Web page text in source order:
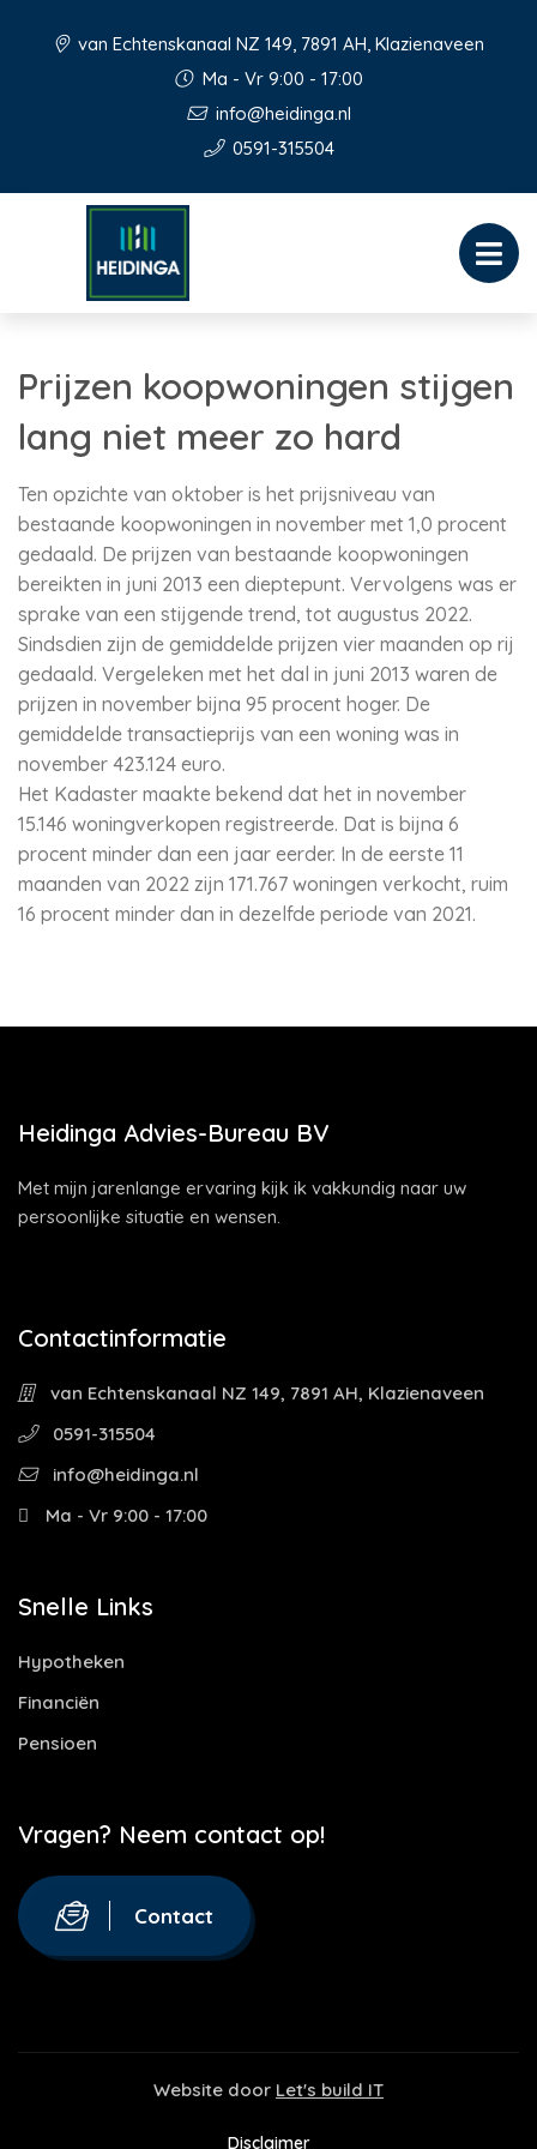
van Echtenskanaal NZ 149, 7891 AH, Klazienaveen
Ma - Vr 9:00 - 17:00
info@heidinga.nl
0591-315504
Prijzen koopwoningen stijgen
lang niet meer zo hard
Ten opzichte van oktober is het prijsniveau van
bestaande koopwoningen in november met 1,0 procent
gedaald. De prijzen van bestaande koopwoningen
bereikten in juni 2013 een dieptepunt. Vervolgens was er
sprake van een stijgende trend, tot augustus 2022.
Sindsdien zijn de gemiddelde prijzen vier maanden op rij
gedaald. Vergeleken met het dal in juni 2013 waren de
prijzen in november bijna 95 procent hoger. De
gemiddelde transactieprijs van een woning was in
november 423.124 euro.
Het Kadaster maakte bekend dat het in november
15.146 woningverkopen registreerde. Dat is bijna 6
procent minder dan een jaar eerder. In de eerste 11
maanden van 2022 zijn 171.767 woningen verkocht, ruim
16 procent minder dan in dezelfde periode van 2021.
Heidinga Advies-Bureau BV
Met mijn jarenlange ervaring kijk ik vakkundig naar uw
persoonlijke situatie en wensen.
Contactinformatie
van Echtenskanaal NZ 149, 7891 AH, Klazienaveen
0591-315504
info@heidinga.nl
Ma - Vr 9:00 - 17:00
Snelle Links
Hypotheken
Financiën
Pensioen
Vragen? Neem contact op!
Contact
Website door Let's build IT
Disclaimer